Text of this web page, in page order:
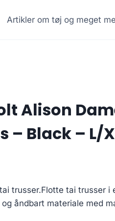
Artikler om tøj og meget
Alison
– Black – L/
trusser.Flotte tai trusser
åndbart materiale med